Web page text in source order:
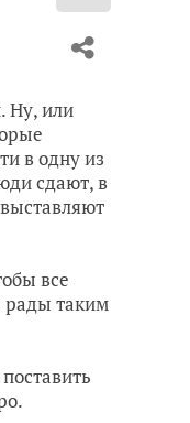
Ну, или
в одну из
сдают, в
все
рады таким